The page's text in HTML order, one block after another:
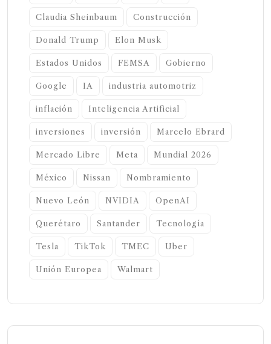
Claudia Sheinbaum Construcción
Donald Trump Elon Musk
Estados Unidos FEMSA Gobierno
Google IA industria automotriz
inflación Inteligencia Artificial
inversiones inversión Marcelo Ebrard
Mercado Libre Meta Mundial 2026
México Nissan Nombramiento
Nuevo León NVIDIA OpenAI
Querétaro Santander Tecnología
Tesla TikTok TMEC Uber
Unión Europea Walmart